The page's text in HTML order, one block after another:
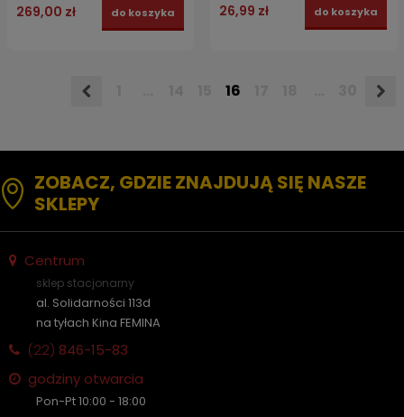
269,00 zł do koszyka 26,99 zł do koszyka
16
ZOBACZ, GDZIE ZNAJDUJĄ SIĘ NASZE
SKLEPY
Centrum
sklep stacjonarny
al. Solidarności 113d
na tyłach Kina FEMINA
(22) 846-15-83
godziny otwarcia
Pon-Pt 10:00 - 18:00